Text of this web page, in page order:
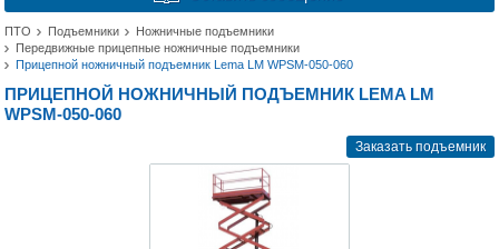
ПТО Подъемники
Ножничные подъемники
Передвижные прицепные ножничные подъемники
Прицепной ножничный подъемник Lema LM WPSM-050-060
ПРИЦЕПНОЙ НОЖНИЧНЫЙ ПОДЪЕМНИК LEMA LM
WPSM-050-060
Заказать подъемник